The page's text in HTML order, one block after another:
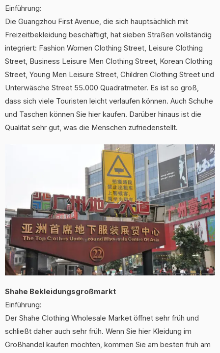
Einführung:
Die Guangzhou First Avenue, die sich hauptsächlich mit
Freizeitbekleidung beschäftigt, hat sieben Straßen vollständig
integriert: Fashion Women Clothing Street, Leisure Clothing
Street, Business Leisure Men Clothing Street, Korean Clothing
Street, Young Men Leisure Street, Children Clothing Street und
Unterwäsche Street 55.000 Quadratmeter. Es ist so groß,
dass sich viele Touristen leicht verlaufen können. Auch Schuhe
und Taschen können Sie hier kaufen. Darüber hinaus ist die
Qualität sehr gut, was die Menschen zufriedenstellt.
Shahe Bekleidungsgroßmarkt
Einführung:
Der Shahe Clothing Wholesale Market öffnet sehr früh und
schließt daher auch sehr früh. Wenn Sie hier Kleidung im
Großhandel kaufen möchten, kommen Sie am besten früh am